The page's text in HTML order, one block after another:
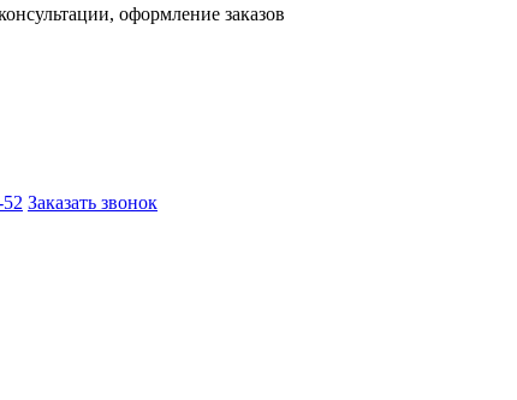
оформление заказов
Заказать звонок